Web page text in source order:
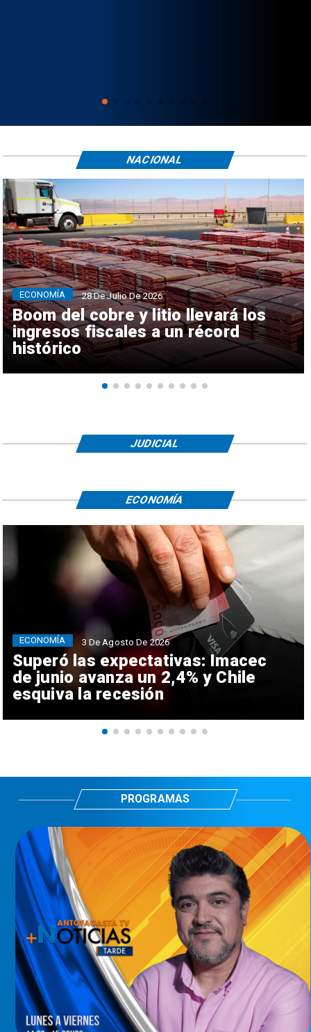
Boom del cobre y litio llevará los
ingresos fiscales a un récord
histórico
ECONOMÍA 28 De Julio De 2026
NACIONAL
JUDICIAL
Superó las expectativas: Imacec
de junio avanza un 2,4% y Chile
esquiva la recesión
ECONOMÍA 3 De Agosto De 2026
ECONOMÍA
PROGRAMAS